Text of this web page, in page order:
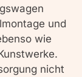
und
wie
nicht